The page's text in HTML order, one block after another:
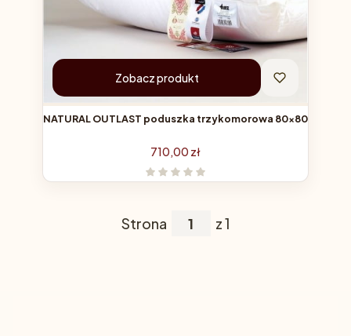
Zobacz produkt
NATURAL OUTLAST poduszka trzykomorowa 80x80
Cena
710,00 zł
Strona z 1